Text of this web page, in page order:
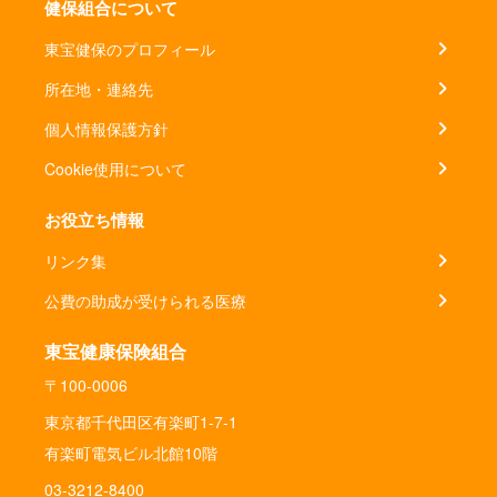
健保組合について
東宝健保のプロフィール
所在地・連絡先
個人情報保護方針
Cookie使用について
お役立ち情報
リンク集
公費の助成が受けられる医療
東宝健康保険組合
〒100-0006
東京都千代田区有楽町1-7-1
有楽町電気ビル北館10階
03-3212-8400